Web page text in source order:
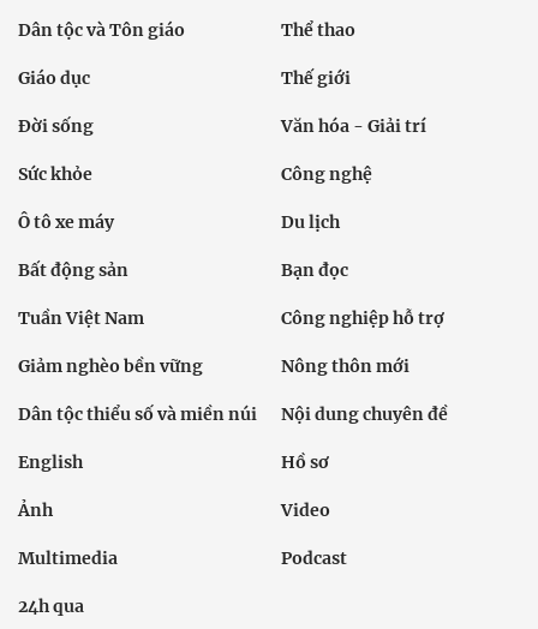
Dân tộc và Tôn giáo Thể thao
Giáo dục Thế giới
Đời sống Văn hóa - Giải trí
Sức khỏe Công nghệ
Ô tô xe máy Du lịch
Bất động sản Bạn đọc
Tuần Việt Nam Công nghiệp hỗ trợ
Giảm nghèo bền vững Nông thôn mới
Dân tộc thiểu số và miền núi Nội dung chuyên đề
English Hồ sơ
Ảnh Video
Multimedia Podcast
24h qua